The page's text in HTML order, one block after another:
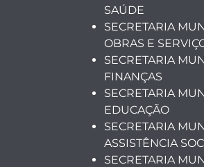
SAÚDE
SECRETARIA
OBRAS E
SECRETARIA
FINANÇAS
SECRETARIA
EDUCAÇÃO
SECRETARIA
ASSISTÊNCIA
SECRETARIA